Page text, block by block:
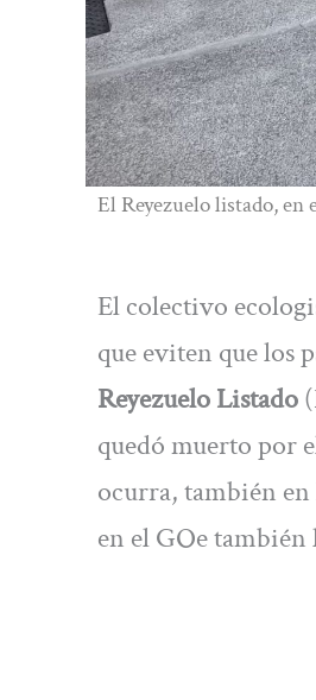
El Reyezuelo listado, en
El colectivo
que eviten que los
Reyezuelo Listado
quedó muerto por
ocurra, también en
en el GOe también